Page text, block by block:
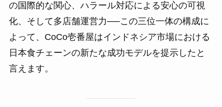
の国際的な関心、ハラール対応による安心の可視
化、そして多店舗運営力──この三位一体の構成に
よって、CoCo壱番屋はインドネシア市場における
日本食チェーンの新たな成功モデルを提示したと
言えます。